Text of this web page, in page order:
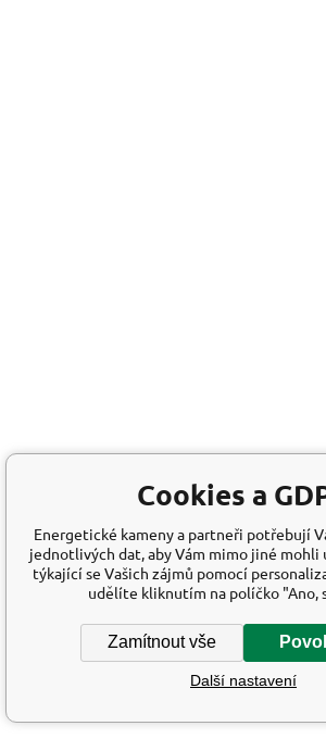
Cookies a
Energetické kameny a partneři potřebují
jednotlivých dat, aby Vám mimo jiné mohli
týkající se Vašich zájmů pomocí
udělíte kliknutím na políčko "Ano,
Zamítnout vše
Další nastavení